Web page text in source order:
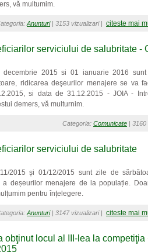
vă multumim.
Anunturi| 3153 vizualizari | citeste mai
serviciului de salubritate -
decembrie 2015 si 01 ianuarie 2016
ridicarea deşeurilor menajere se va
si data de 31.12.2015 - JOIA -
demers, vă multurnim.
Categoria: Comunicate |
serviciului de salubritate
2015 și 01/12/2015 sunt zile de
deșeurilor menajere de la populație.
pentru înțelegere.
Anunturi| 3147 vizualizari | citeste mai
obţinut locul al III-lea la